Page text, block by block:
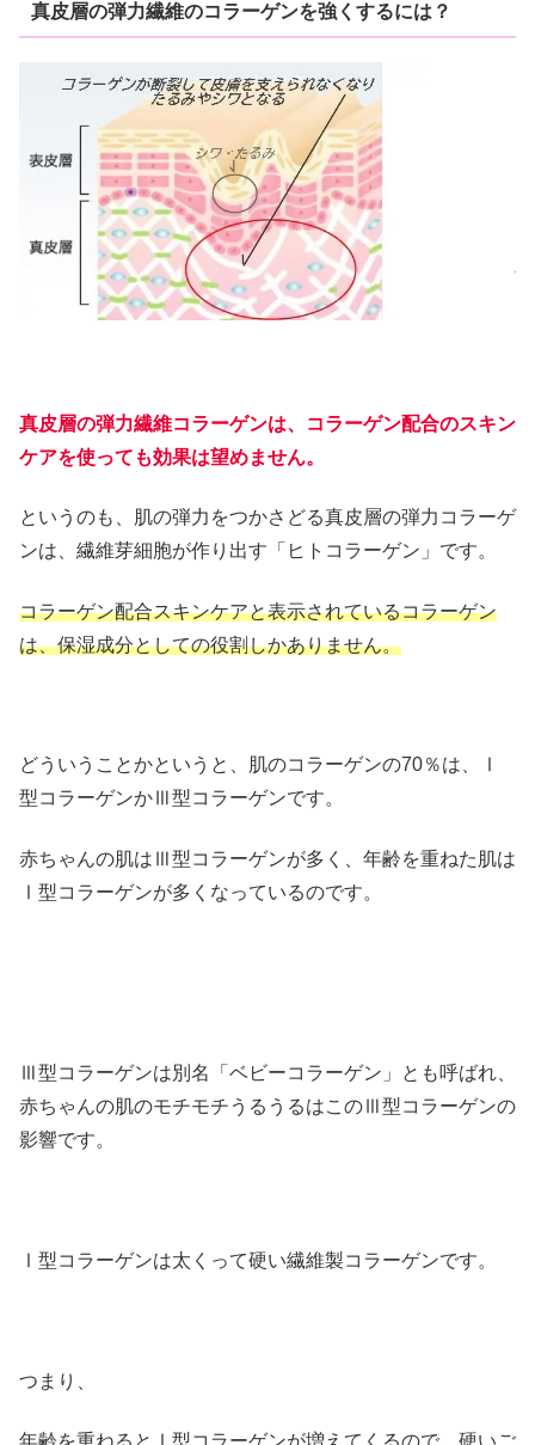
真皮層の弾力繊維のコラーゲンを強くするには？
真皮層の弾力繊維コラーゲンは、コラーゲン配合のスキン
ケアを使っても効果は望めません。
というのも、肌の弾力をつかさどる真皮層の弾力コラーゲ
ンは、繊維芽細胞が作り出す「ヒトコラーゲン」です。
コラーゲン配合スキンケアと表示されているコラーゲン
は、保湿成分としての役割しかありません。
どういうことかというと、肌のコラーゲンの70％は、Ⅰ
型コラーゲンかⅢ型コラーゲンです。
赤ちゃんの肌はⅢ型コラーゲンが多く、年齢を重ねた肌は
Ⅰ型コラーゲンが多くなっているのです。
Ⅲ型コラーゲンは別名「ベビーコラーゲン」とも呼ばれ、
赤ちゃんの肌のモチモチうるうるはこのⅢ型コラーゲンの
影響です。
Ⅰ型コラーゲンは太くって硬い繊維製コラーゲンです。
つまり、
年齢を重ねるとⅠ型コラーゲンが増えてくるので、硬いご